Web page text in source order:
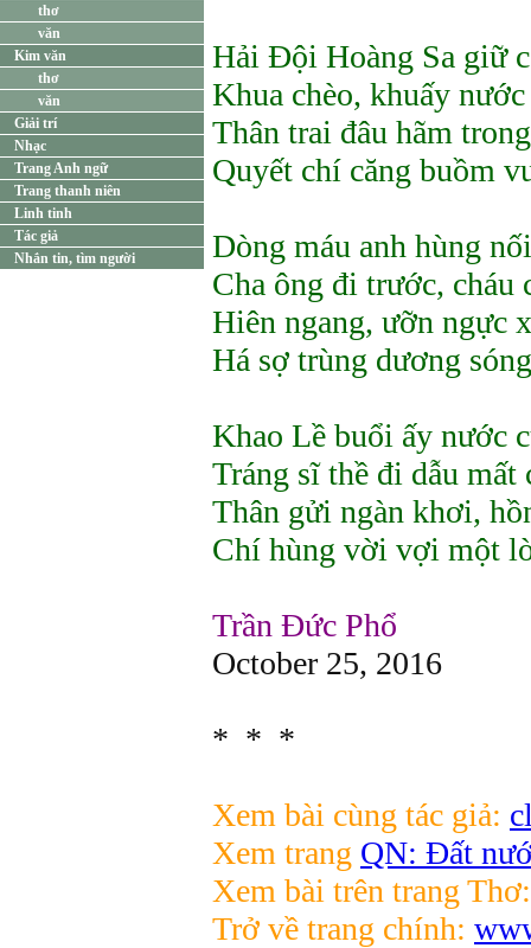
thơ
văn
Kim văn
thơ
văn
Giải trí
Nhạc
Trang Anh ngữ
Trang thanh niên
Linh tinh
Tác giả
Nhắn tin, tìm người
Hải Đội Hoàng Sa giữ
Khua chèo, khuấy
Thân trai đâu hãm
Quyết chí căng buồm
Dòng máu anh hùng
Cha ông đi trước, cháu
Hiên ngang, ưỡn ngực
Há sợ trùng dương
Khao Lề buổi ấy nước
Tráng sĩ thề đi dẫu mất
Thân gửi ngàn khơi,
Chí hùng vời vợi một
Trần Đức Phổ
October 25, 2016
* * *
Xem bài cùng tác giả:
Xem trang QN: Đất
Xem bài trên trang
Trở về trang chính: